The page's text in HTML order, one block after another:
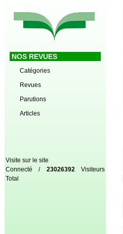
NOS REVUES
Catégories
Revues
Parutions
Articles
Visite sur le site
Connecté / 23026392Visiteurs
Total